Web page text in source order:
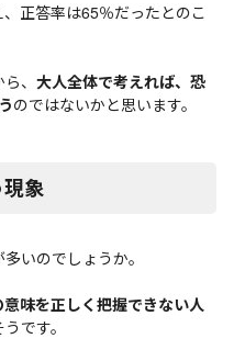
正答率は65％だったとのこ
、 大人全体で考えれば、恐
のではないかと思います。
現象
いのでしょうか。
味を正しく把握できない人
です。